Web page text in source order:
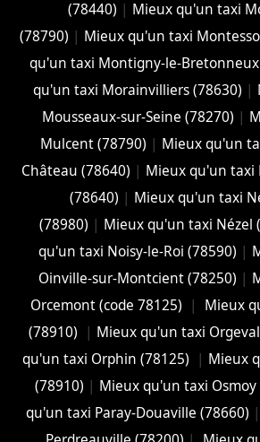
(78440) | Mieux qu'un taxi
(78790) | Mieux qu'un taxi
qu'un taxi Montigny-le-Bretonneux
qu'un taxi Morainvilliers (78630) |
Mousseaux-sur-Seine (78270) |
Mulcent (78790) | Mieux qu'un
Château (78640) | Mieux qu'un taxi
(78640) | Mieux qu'un taxi
(78980) | Mieux qu'un taxi Nézel
qu'un taxi Noisy-le-Roi (78590) |
Oinville-sur-Montcient (78250) |
Orcemont (code 78125)
|
Mieux
(78910)
| Mieux qu'un taxi
qu'un taxi Orphin (78125)
| Mieux
(78910) | Mieux qu'un taxi Osmoy
qu'un taxi Paray-Douaville (78660) |